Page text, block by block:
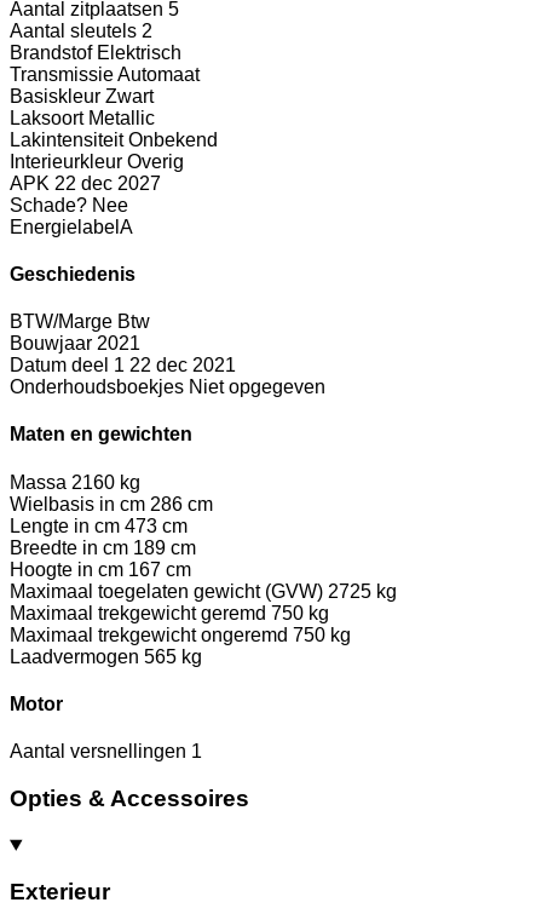
Aantal zitplaatsen 5
Aantal sleutels 2
Brandstof Elektrisch
TransmissieAutomaat
Basiskleur Zwart
Laksoort Metallic
Lakintensiteit Onbekend
Interieurkleur Overig
APK 22 dec 2027
Schade? Nee
Energielabel A
Geschiedenis
BTW/Marge Btw
Bouwjaar 2021
Datum deel 1 22 dec 2021
Onderhoudsboekjes Niet opgegeven
Maten en gewichten
Massa 2160 kg
Wielbasis in cm 286 cm
Lengte in cm 473 cm
Breedte in cm 189 cm
Hoogte in cm 167 cm
Maximaal toegelaten gewicht (GVW) 2725 kg
Maximaal trekgewicht geremd 750 kg
Maximaal trekgewicht ongeremd 750 kg
Laadvermogen 565 kg
Motor
Aantal versnellingen 1
Opties & Accessoires
Exterieur